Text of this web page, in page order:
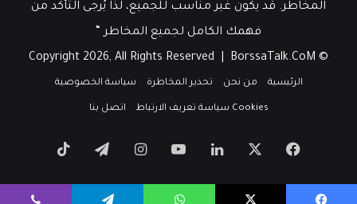
المخاطر. قد يكون غير مناسب للجميع، لذا يُرجى التأكد من
فهمك الكامل لجميع المخاطر “
© Copyright 2026, All Rights Reserved |
BorssaTalk.CoM
الرئيسية من نحن تحذير المخاطرة سياسة الخصوصية
Cookies سياسة تعريف الارتباط اتصل بنا
فيسبوك لينكدإن ‫YouTubeانستقرامتيلقرام